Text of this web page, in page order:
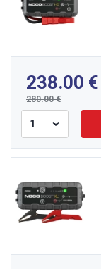
238.00
280.00